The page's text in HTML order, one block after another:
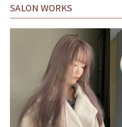
SALON WORKS